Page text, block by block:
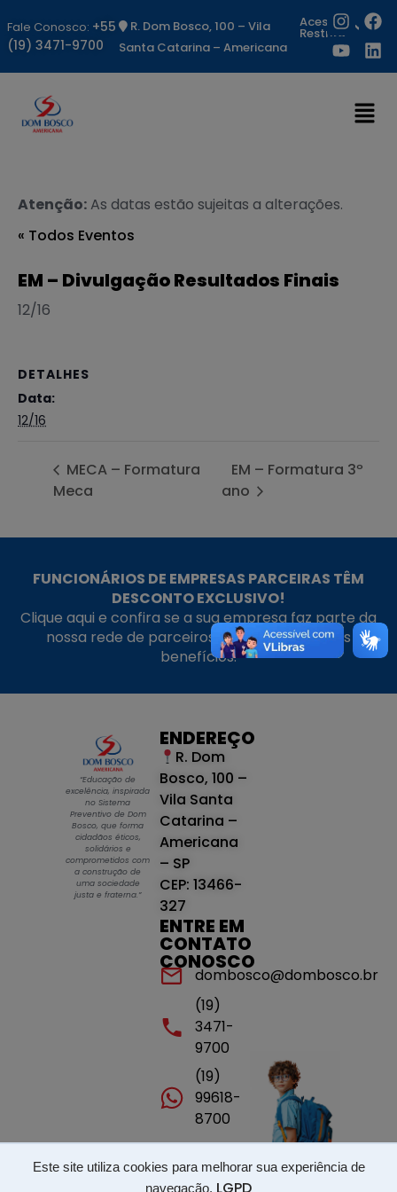
Este site utiliza cookies para melhorar sua experiência de
navegação.
Fale Conosco: +55
(19) 3471-9700
R. Dom Bosco, 100 – Vila
Santa Catarina – Americana
Acesso
Restrito
Atenção:As datas estão sujeitas a alterações.
« Todos Eventos
EM – Divulgação Resultados Finais
12/16
DETALHES
Data:
12/16
MECA – Formatura
Meca
EM – Formatura 3º
ano
FUNCIONÁRIOS DE EMPRESAS PARCEIRAS TÊM
DESCONTO EXCLUSIVO!
Clique aqui e confira se a sua empresa faz parte da
nossa rede de parceiros e aproveite nossos
benefícios.
“Educação de
excelência, inspirada
no Sistema
Preventivo de Dom
Bosco, que forma
cidadãos éticos,
solidários e
comprometidos com
a construção de
uma sociedade
justa e fraterna.”
ENDEREÇO
R. Dom
Bosco, 100 –
Vila Santa
Catarina –
Americana
– SP
CEP: 13466-
327
ENTRE EM
CONTATO
CONOSCO
dombosco@dombosco.br
(19)
3471-
9700
(19)
99618-
8700
Portal de transparência - ISSP - LGPD